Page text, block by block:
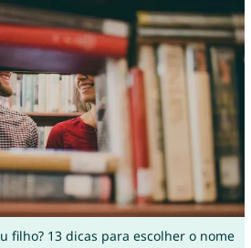
filho? 13 dicas para escolher o nome